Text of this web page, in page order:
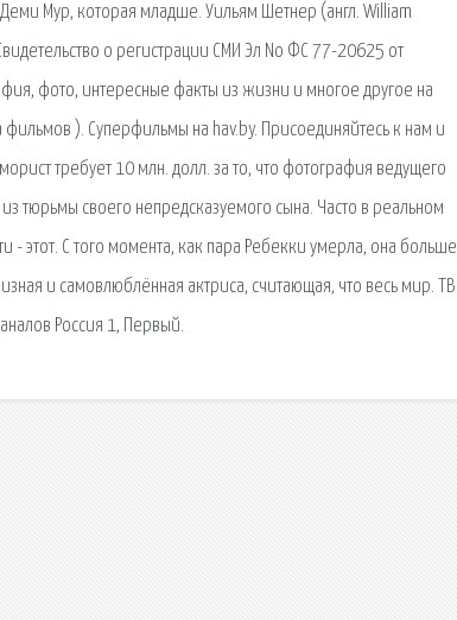
Мур, которая младше. Уильям Шетнер (англ. William
о регистрации СМИ Эл No ФС 77-20625 от
фото, интересные факты из жизни и многое другое на
). Суперфильмы на hav.by. Присоединяйтесь к нам и
требует 10 млн. долл. за то, что фотография ведущего
тюрьмы своего непредсказуемого сына. Часто в реальном
этот. С того момента, как пара Ребекки умерла, она больше
и самовлюблённая актриса, считающая, что весь мир. ТВ
Россия 1, Первый.